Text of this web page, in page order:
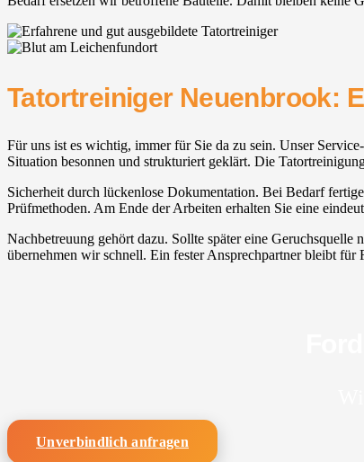
Tatortreiniger Neuenbrook:
Für uns ist es wichtig, immer für Sie da zu sein. Unser
Situation besonnen und strukturiert geklärt. Die
Sicherheit durch lückenlose Dokumentation. Bei Bedarf
Prüfmethoden. Am Ende der Arbeiten erhalten Sie eine
Nachbetreuung gehört dazu. Sollte später eine
übernehmen wir schnell. Ein fester Ansprechpartner bleibt
Unverbindlich anfragen